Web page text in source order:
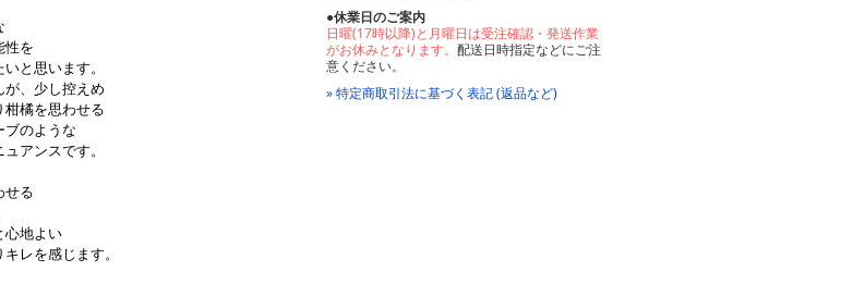
性を
と思います。
、少し控えめ
橘を思わせる
ブのような
アンスです。
せる
心地よい
レを感じます。
●休業日のご案内
日曜(17時以降)と月曜日は受注確認・発送作業
がお休みとなります。 配送日時指定などにご注
意ください。
» 特定商取引法に基づく表記 (返品など)